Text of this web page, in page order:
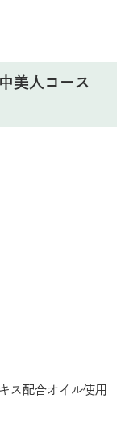
美人コース
ス配合オイル使用